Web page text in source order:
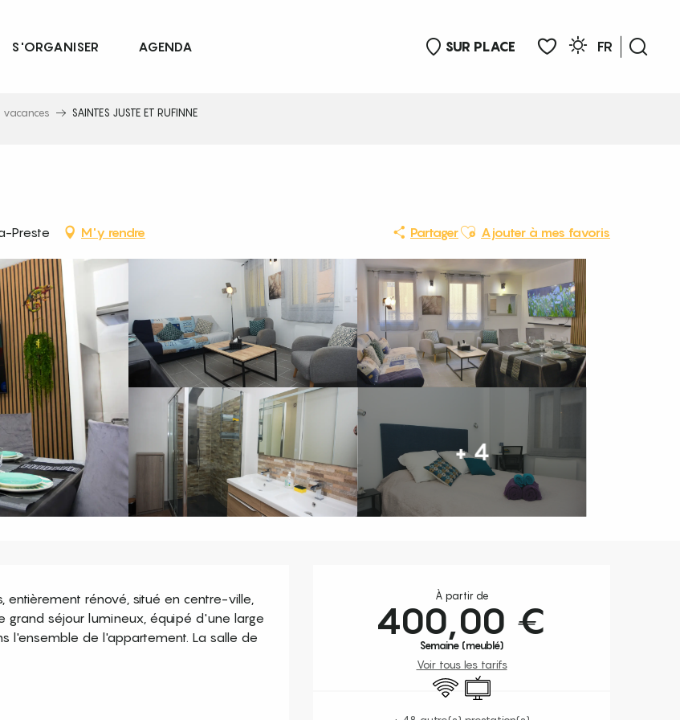
SUR PLACE
FR
S'ORGANISER AGENDA
vacances SAINTES JUSTE ET RUFINNE
Preste M'y rendre PartagerAjouter aux favoris
Ajouter à mes favoris
+ 4
Ouverture et coordonnées
À partir de
400,00 €
Semaine (meublé)
Voir tous les tarifs
WiFi Télévision
rénové, situé en centre-ville,
grand séjour lumineux, équipé d'une large
l'ensemble de l'appartement. La salle de